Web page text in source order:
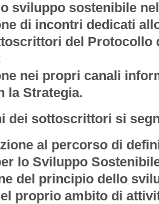
sviluppo sostenibile
di incontri dedicati
del Protocollo
nei propri canali
la Strategia.
dei sottoscrittori si
al percorso di
lo Sviluppo
del principio dello
proprio ambito di